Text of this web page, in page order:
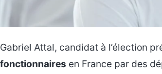
Gabriel Attal, candidat à l’élection
fonctionnaires en France par des